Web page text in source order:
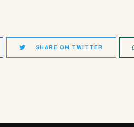
SHARE ON TWITTER